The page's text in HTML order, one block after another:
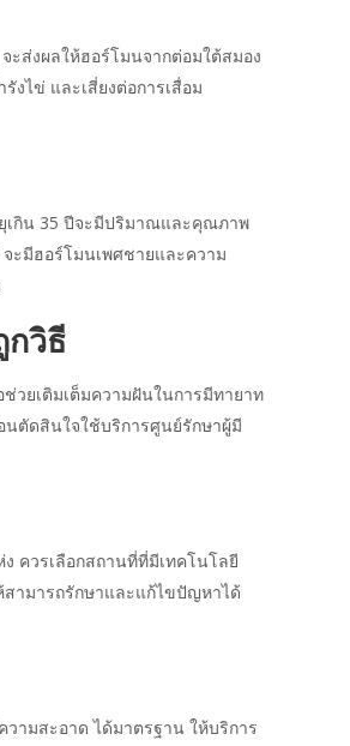
ส่งผลให้ฮอร์โมนจากต่อมใต้สมอง
ไข่ และเสี่ยงต่อการเสื่อม
เกิน 35 ปีจะมีปริมาณและคุณภาพ
ะมีฮอร์โมนเพศชายและความ
กวิธี
ช่วยเติมเต็มความฝันในการมีทายาท
นตัดสินใจใช้บริการศูนย์รักษาผู้มี
ควรเลือกสถานที่ที่มีเทคโนโลยี
สามารถรักษาและแก้ไขปัญหาได้
ามสะอาด ได้มาตรฐาน ให้บริการ